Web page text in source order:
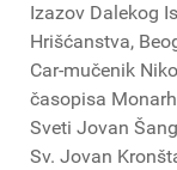
Izazov Dalekog
Hrišćanstva,
Car-mučenik
časopisa
Sveti Jovan
Sv. Jovan